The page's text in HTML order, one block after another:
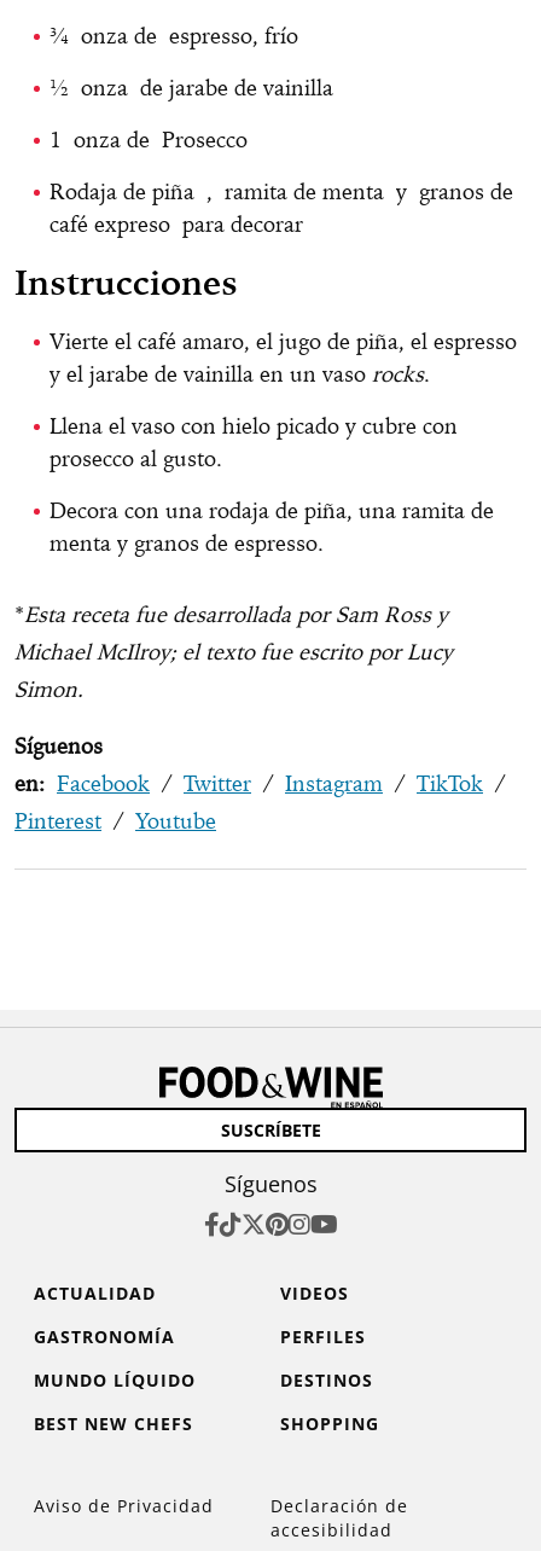
¾ onza de espresso, frío
½ onza de jarabe de vainilla
1 onza de Prosecco
Rodaja de piña , ramita de menta y granos de
café expreso para decorar
Instrucciones
Vierte el café amaro, el jugo de piña, el espresso
y el jarabe de vainilla en un vaso rocks.
Llena el vaso con hielo picado y cubre con
prosecco al gusto.
Decora con una rodaja de piña, una ramita de
menta y granos de espresso.
*Esta receta fue desarrollada por Sam Ross y
Michael McIlroy; el texto fue escrito por Lucy
Simon.
Síguenos
en: Facebook / Twitter / Instagram / TikTok /
Pinterest / Youtube
SUSCRÍBETE
Síguenos
ACTUALIDAD
VIDEOS
GASTRONOMÍA
PERFILES
MUNDO LÍQUIDO
DESTINOS
BEST NEW CHEFS
SHOPPING
Aviso de Privacidad
Declaración de
accesibilidad